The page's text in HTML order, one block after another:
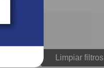
Limpiar filtros